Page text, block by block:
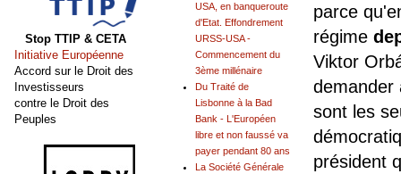
parce
régime
Viktor
demander
sont les
président
USA, en banqueroute
d'Etat. Effondrement
URSS-USA -
Commencement du
3ème millénaire
Du Traité de
Lisbonne à la Bad
Bank - L'Européen
libre et non faussé va
payer pendant 80 ans
La Société Générale
Stop TTIP & CETA
Initiative Européenne
Accord sur le Droit des
Investisseurs
contre le Droit des
Peuples